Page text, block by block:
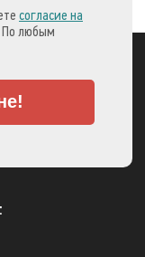
согласие на
По любым